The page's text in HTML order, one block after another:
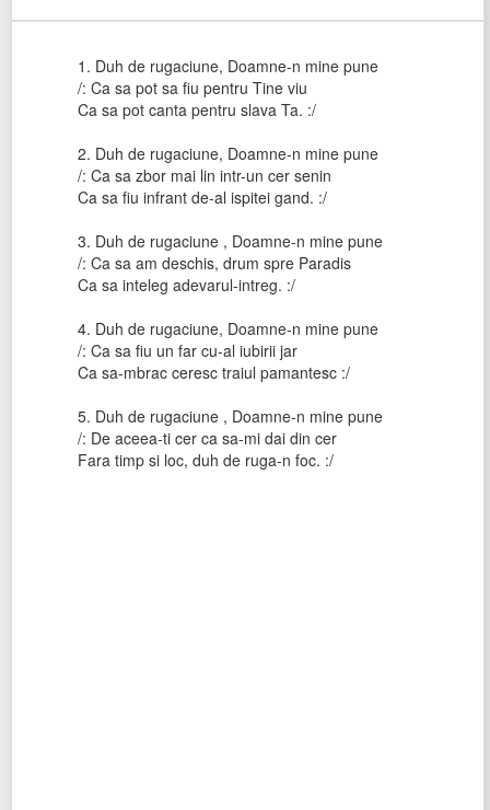
1. Duh de rugaciune, Doamne-n mine pune
/: Ca sa pot sa fiu pentru Tine viu
Ca sa pot canta pentru slava Ta. :/
2. Duh de rugaciune, Doamne-n mine pune
/: Ca sa zbor mai lin intr-un cer senin
Ca sa fiu infrant de-al ispitei gand. :/
3. Duh de rugaciune , Doamne-n mine pune
/: Ca sa am deschis, drum spre Paradis
Ca sa inteleg adevarul-intreg. :/
4. Duh de rugaciune, Doamne-n mine pune
/: Ca sa fiu un far cu-al iubirii jar
Ca sa-mbrac ceresc traiul pamantesc :/
5. Duh de rugaciune , Doamne-n mine pune
/: De aceea-ti cer ca sa-mi dai din cer
Fara timp si loc, duh de ruga-n foc. :/